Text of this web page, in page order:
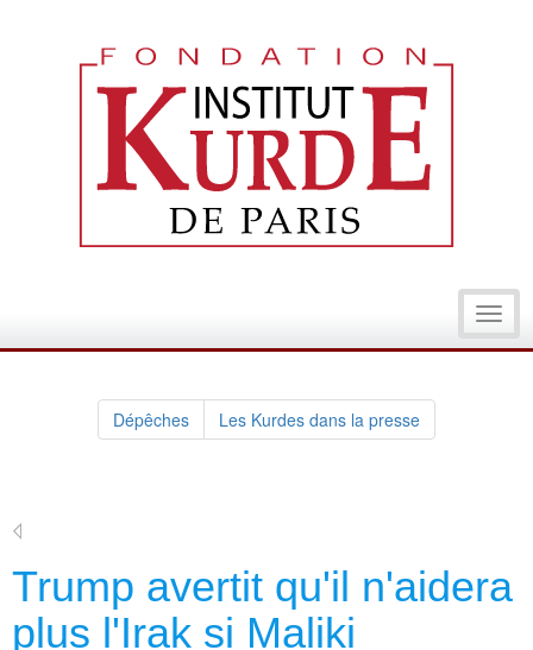
Dépêches Les Kurdes dans la presse
Trump avertit qu'il n'aidera
plus l'Irak si Maliki